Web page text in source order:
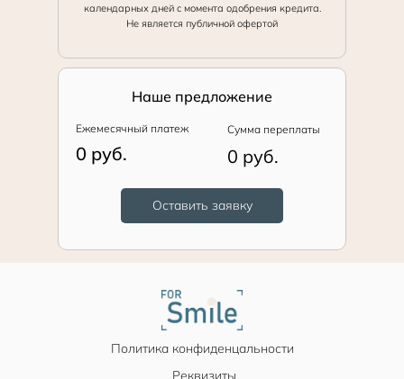
календарных дней с момента одобрения кредита.
Не является публичной офертой
Наше предложение
Ежемесячный платеж
0 руб.
Сумма переплаты
0 руб.
Оставить заявку
Политика конфиденцальности
Реквизиты